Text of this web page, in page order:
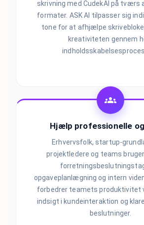
skrivning med CudekAI på tværs
formater. ASK AI tilpasser sig
tone for at afhjælpe
kreativiteten gennem
Hjælp professionelle
Erhvervsfolk, startup-
projektledere og teams bruger
opgaveplanlægning og intern
forbedrer teamets produktivitet
indsigt i kundeinteraktion og
beslutninger.